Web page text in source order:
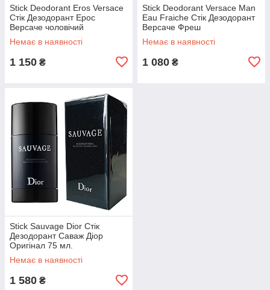
Stick Deodorant Eros Versace
Стік Дезодорант Ерос
Версаче чоловічий
Немає в наявності
1 150 ₴
Stick Deodorant Versace Man
Eau Fraiche Стік Дезодорант
Версаче Фреш
Немає в наявності
1 080 ₴
Stick Sauvage Dior Стік
Дезодорант Саваж Діор
Оригінал 75 мл.
Немає в наявності
1 580 ₴